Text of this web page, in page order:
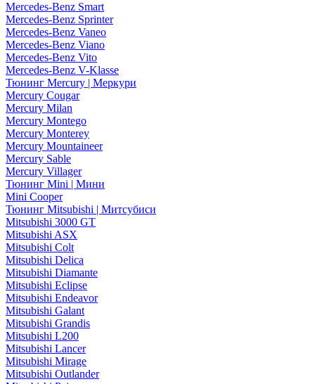
Mercedes-Benz Smart
Mercedes-Benz Sprinter
Mercedes-Benz Vaneo
Mercedes-Benz Viano
Mercedes-Benz Vito
Mercedes-Benz V-Klasse
Тюнинг Mercury | Меркури
Mercury Cougar
Mercury Milan
Mercury Montego
Mercury Monterey
Mercury Mountaineer
Mercury Sable
Mercury Villager
Тюнинг Mini | Мини
Mini Cooper
Тюнинг Mitsubishi | Митсубиси
Mitsubishi 3000 GT
Mitsubishi ASX
Mitsubishi Colt
Mitsubishi Delica
Mitsubishi Diamante
Mitsubishi Eclipse
Mitsubishi Endeavor
Mitsubishi Galant
Mitsubishi Grandis
Mitsubishi L200
Mitsubishi Lancer
Mitsubishi Mirage
Mitsubishi Outlander